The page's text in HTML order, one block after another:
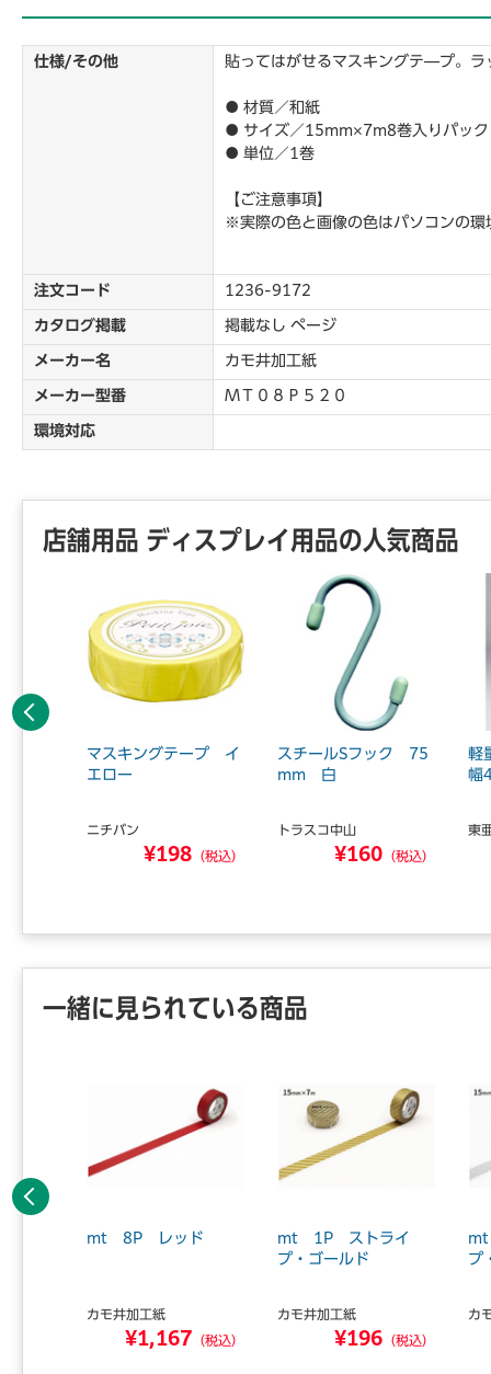
仕様/その他 貼ってはがせるマスキングテ―プ。
● 材質／和紙
● サイズ／15mm×7m8巻入りパック
● 単位／1巻
【ご注意事項】
※実際の色と画像の色はパソコンの環
注文コード 1236-9172
カタログ掲載 掲載なし ページ
メーカー名 カモ井加工紙
メーカー型番 ＭＴ０８Ｐ５２０
環境対応
店舗用品 ディスプレイ用品の人気商品
マスキングテープ イ
エロー
ニチバン
¥198 （税込）
スチールSフック 75
mm 白
トラスコ中山
¥160 （税込）
軽
幅
東
前へ
一緒に見られている商品
mt 8P レッド
カモ井加工紙
¥1,167 （税込）
mt 1P ストライ
プ・ゴールド
カモ井加工紙
¥196 （税込）
プ
カ
前へ